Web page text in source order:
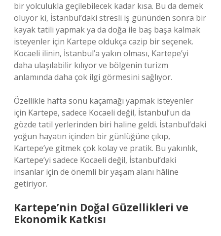
bir yolculukla geçilebilecek kadar kısa. Bu da demek
oluyor ki, İstanbul’daki stresli iş gününden sonra bir
kayak tatili yapmak ya da doğa ile baş başa kalmak
isteyenler için Kartepe oldukça cazip bir seçenek.
Kocaeli ilinin, İstanbul’a yakın olması, Kartepe’yi
daha ulaşılabilir kılıyor ve bölgenin turizm
anlamında daha çok ilgi görmesini sağlıyor.
Özellikle hafta sonu kaçamağı yapmak isteyenler
için Kartepe, sadece Kocaeli değil, İstanbul’un da
gözde tatil yerlerinden biri haline geldi. İstanbul’daki
yoğun hayatın içinden bir günlüğüne çıkıp,
Kartepe’ye gitmek çok kolay ve pratik. Bu yakınlık,
Kartepe’yi sadece Kocaeli değil, İstanbul’daki
insanlar için de önemli bir yaşam alanı hâline
getiriyor.
Kartepe’nin Doğal Güzellikleri ve
Ekonomik Katkısı